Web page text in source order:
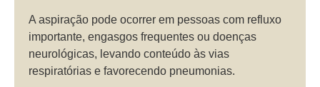
A aspiração pode ocorrer em pessoas com refluxo
importante, engasgos frequentes ou doenças
neurológicas, levando conteúdo às vias
respiratórias e favorecendo pneumonias.